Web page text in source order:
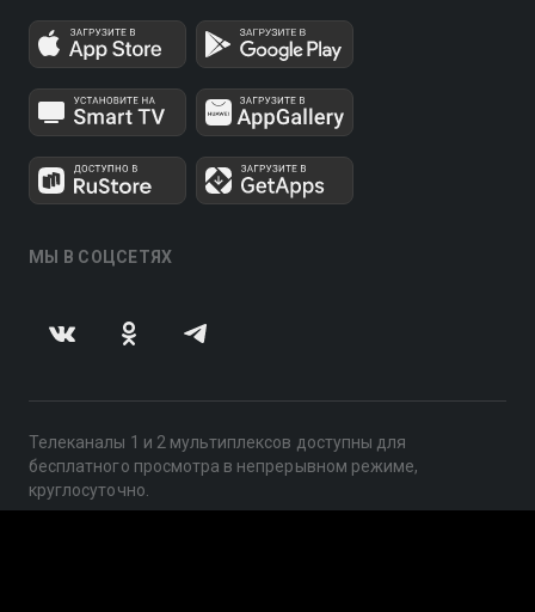
МЫ В СОЦСЕТЯХ
Телеканалы 1 и 2 мультиплексов доступны для
бесплатного просмотра в непрерывном режиме,
круглосуточно.